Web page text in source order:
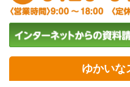
ゆかいな